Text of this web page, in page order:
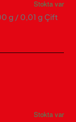
Stokta var
g / 0,01 g Çift
Stokta var